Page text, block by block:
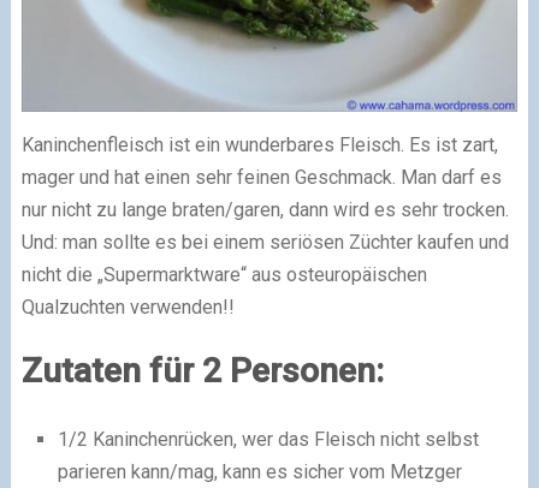
Kaninchenfleisch ist ein wunderbares Fleisch. Es ist zart,
mager und hat einen sehr feinen Geschmack. Man darf es
nur nicht zu lange braten/garen, dann wird es sehr trocken.
Und: man sollte es bei einem seriösen Züchter kaufen und
nicht die „Supermarktware“ aus osteuropäischen
Qualzuchten verwenden!!
Zutaten für 2 Personen:
1/2 Kaninchenrücken, wer das Fleisch nicht selbst
parieren kann/mag, kann es sicher vom Metzger